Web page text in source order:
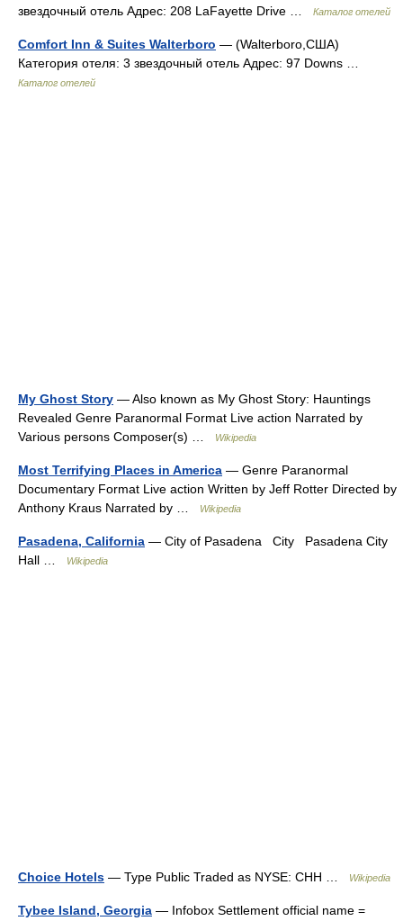
звездочный отель Адрес: 208 LaFayette Drive …
Каталог отелей
Comfort Inn & Suites Walterboro — (Walterboro,США)
Категория отеля: 3 звездочный отель Адрес: 97 Downs …
Каталог отелей
My Ghost Story — Also known as My Ghost Story: Hauntings
Revealed Genre Paranormal Format Live action Narrated by
Various persons Composer(s) …
Wikipedia
Most Terrifying Places in America — Genre Paranormal
Documentary Format Live action Written by Jeff Rotter Directed by
Anthony Kraus Narrated by …
Wikipedia
Pasadena, California — City of Pasadena City Pasadena City
Hall …
Wikipedia
Choice Hotels — Type Public Traded as NYSE: CHH … Wikipedia
Tybee Island, Georgia — Infobox Settlement official name =